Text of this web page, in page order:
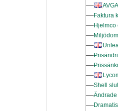
Faktura
Hjelmco
Shell